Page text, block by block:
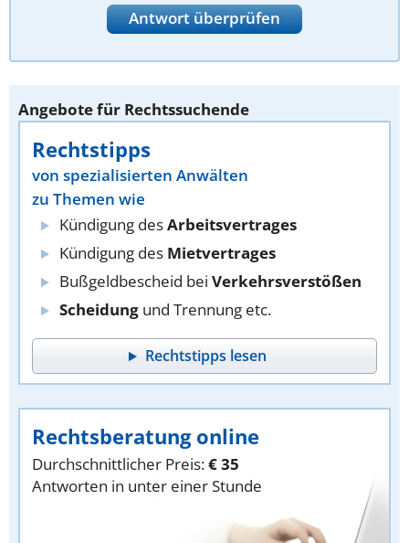
Antwort überprüfen
Angebote für Rechtssuchende
Rechtstipps
von spezialisierten Anwälten
zu Themen wie
Kündigung desArbeitsvertrages
Kündigung des Mietvertrages
Bußgeldbescheid bei Verkehrsverstößen
Scheidung und Trennung etc.
Rechtstipps lesen
Rechtsberatung online
Durchschnittlicher Preis:€ 35
Antworten in unter einer Stunde